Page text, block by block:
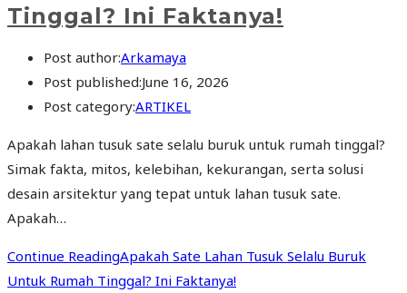
Tinggal? Ini Faktanya!
Post author:Arkamaya
Post published:June 16, 2026
Post category:ARTIKEL
Apakah lahan tusuk sate selalu buruk untuk rumah tinggal?
Simak fakta, mitos, kelebihan, kekurangan, serta solusi
desain arsitektur yang tepat untuk lahan tusuk sate.
Apakah…
Continue ReadingApakah Sate Lahan Tusuk Selalu Buruk
Untuk Rumah Tinggal? Ini Faktanya!